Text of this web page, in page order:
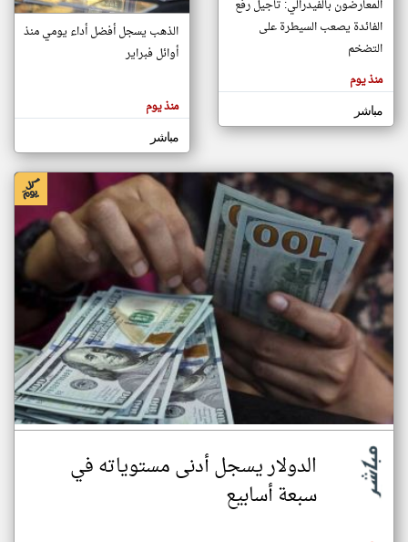
تغيير الدولة
اخبار الإمارات على مدار الساعة
أهم اخبار الإمارات العاجلة والمباشرة
المقالات
هنا عن
وجهة
نظر
المعارضون بالفيدرالي: تأجيل رفع
الفائدة يصعب السيطرة على
التضخم
منذ يوم
مباشر
الذهب يسجل أفضل أداء يومي منذ
أوائل فبراير
منذ يوم
مباشر
الدولار يسجل أدنى مستوياته في
سبعة أسابيع
klyoum.com